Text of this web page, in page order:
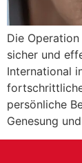
Die
sicher und
International
persönliche
Genesung